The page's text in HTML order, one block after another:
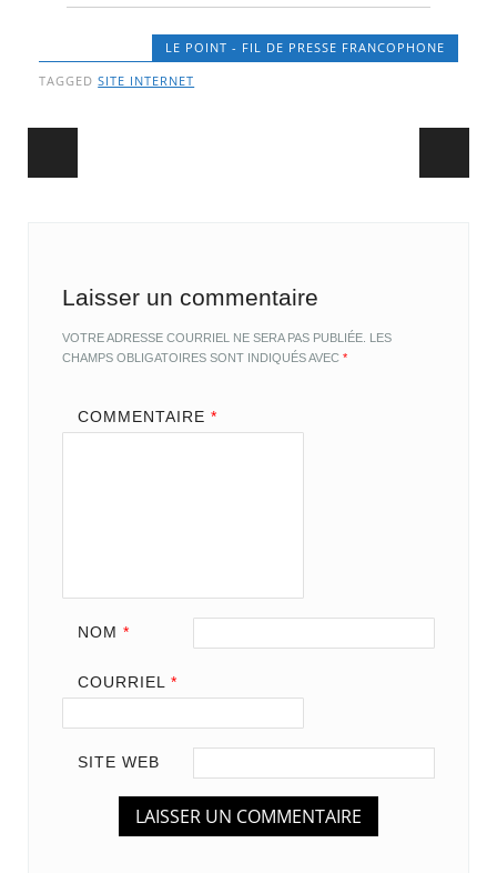
LE POINT - FIL DE PRESSE FRANCOPHONE
TAGGEDSITE INTERNET
Post navigation
Laisser un commentaire
VOTRE ADRESSE COURRIEL NE SERA PAS PUBLIÉE. LES
CHAMPS OBLIGATOIRES SONT INDIQUÉS AVEC*
COMMENTAIRE *
NOM *
COURRIEL *
SITE WEB